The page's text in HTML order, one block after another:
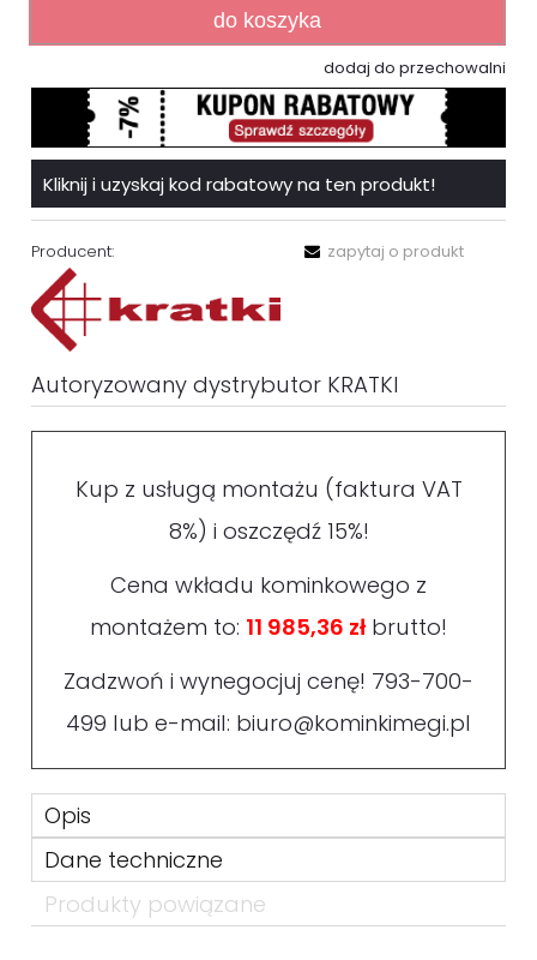
do koszyka
dodaj do przechowalni
Kliknij i uzyskaj kod rabatowy na ten produkt!
Producent: zapytaj o produkt
Autoryzowany dystrybutor KRATKI
Kup z usługą montażu (faktura VAT
8%) i oszczędź 15%!
Cena wkładu kominkowego z
montażem to: 11 985,36 złbrutto!
Zadzwoń i wynegocjuj cenę! 793-700-
499 lub e-mail: biuro@kominkimegi.pl
Opis
Dane techniczne
Produkty powiązane